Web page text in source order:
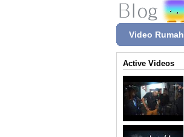
Video Rumah
Active Videos